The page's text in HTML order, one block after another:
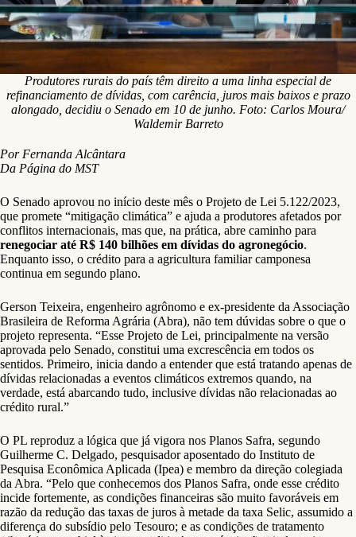
Produtores rurais do país têm direito a uma linha especial de
refinanciamento de dívidas, com carência, juros mais baixos e prazo
alongado, decidiu o Senado em 10 de junho. Foto: Carlos Moura/
Waldemir Barreto
Por Fernanda Alcântara
Da Página do MST
O Senado aprovou no início deste mês o Projeto de Lei 5.122/2023,
que promete “mitigação climática” e ajuda a produtores afetados por
conflitos internacionais, mas que, na prática, abre caminho para
renegociar até R$ 140 bilhões em dívidas do agronegócio.
Enquanto isso, o crédito para a agricultura familiar camponesa
continua em segundo plano.
Gerson Teixeira, engenheiro agrônomo e ex-presidente da Associação
Brasileira de Reforma Agrária (Abra), não tem dúvidas sobre o que o
projeto representa. “Esse Projeto de Lei, principalmente na versão
aprovada pelo Senado, constitui uma excrescência em todos os
sentidos. Primeiro, inicia dando a entender que está tratando apenas de
dívidas relacionadas a eventos climáticos extremos quando, na
verdade, está abarcando tudo, inclusive dívidas não relacionadas ao
crédito rural.”
O PL reproduz a lógica que já vigora nos Planos Safra, segundo
Guilherme C. Delgado, pesquisador aposentado do Instituto de
Pesquisa Econômica Aplicada (Ipea) e membro da direção colegiada
da Abra. “Pelo que conhecemos dos Planos Safra, onde esse crédito
incide fortemente, as condições financeiras são muito favoráveis em
razão da redução das taxas de juros à metade da taxa Selic, assumido a
diferença do subsídio pelo Tesouro; e as condições de tratamento